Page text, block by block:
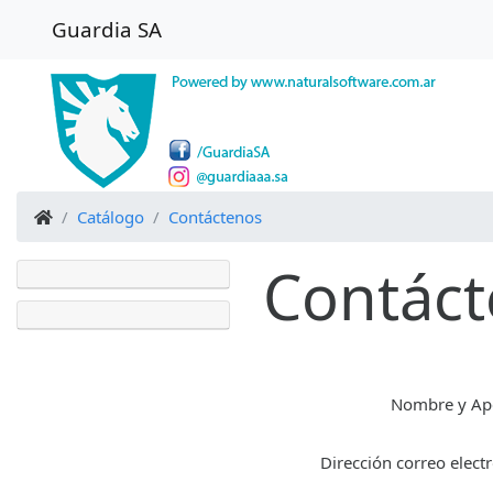
Guardia SA
InicioCatálogo Contáctenos
Nombre y
Dirección correo